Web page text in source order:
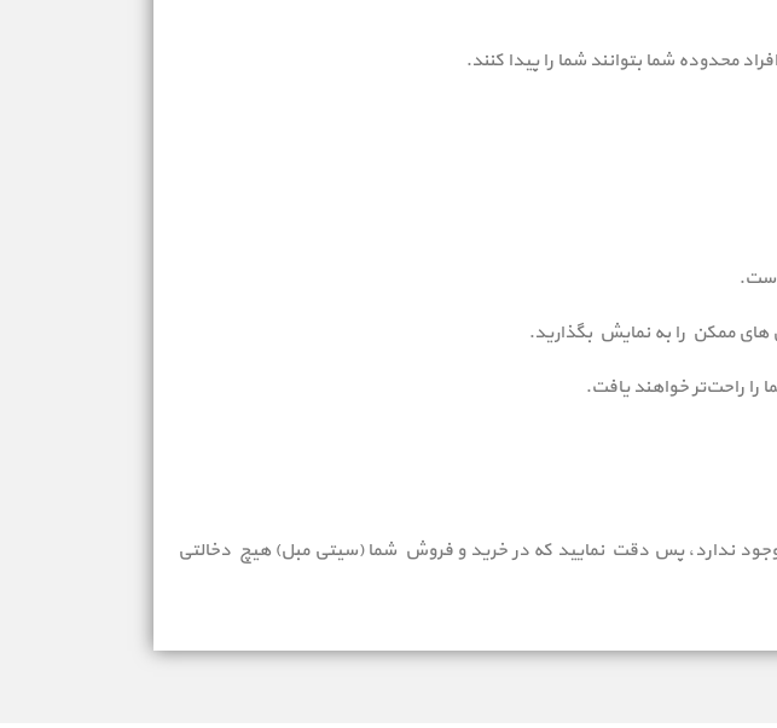
محدوده شما بتوانند شما را پیدا کنند.
را راحت‌تر خواهند یافت.
ندارد، پس دقت نمایید که در خرید و فروش شما (سیتی مبل) هیچ دخالتی